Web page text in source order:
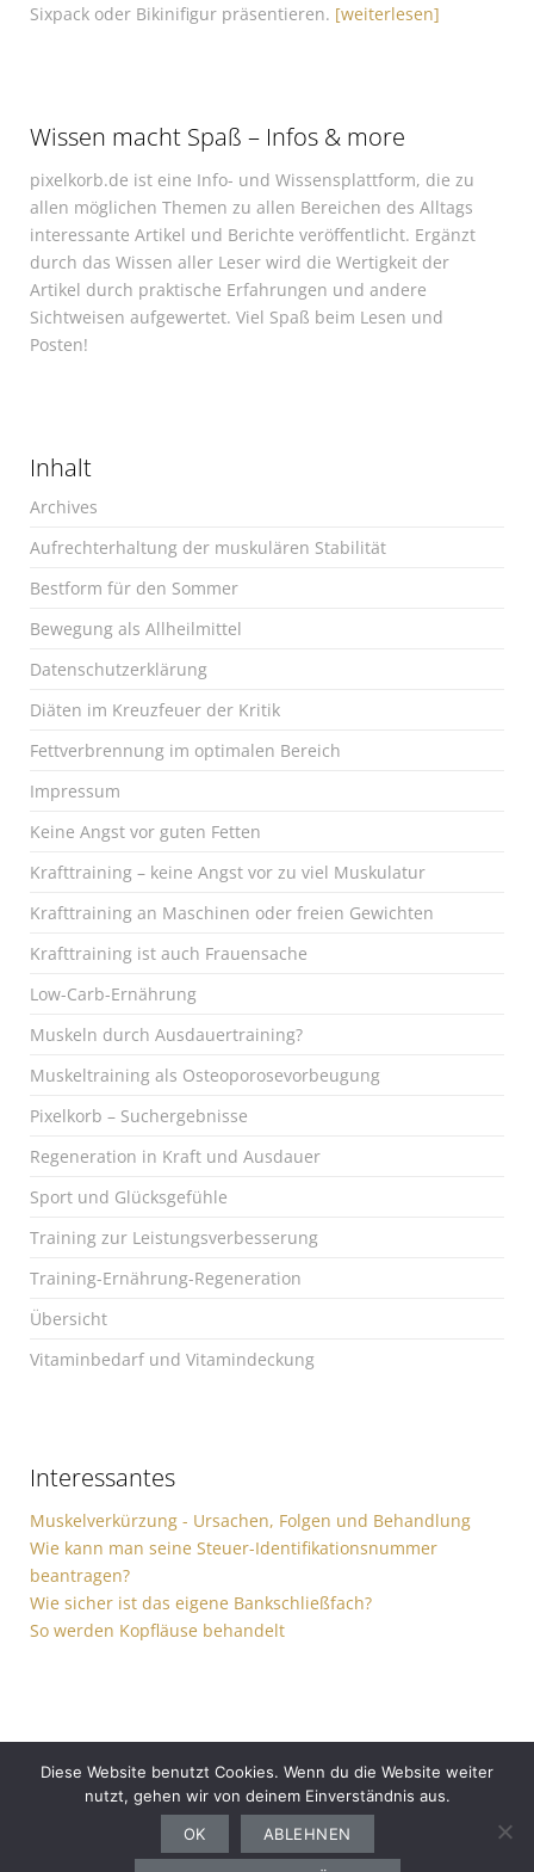
Sixpack oder Bikinifigur präsentieren. [weiterlesen]
Wissen macht Spaß – Infos & more
pixelkorb.de ist eine Info- und Wissensplattform, die zu
allen möglichen Themen zu allen Bereichen des Alltags
interessante Artikel und Berichte veröffentlicht. Ergänzt
durch das Wissen aller Leser wird die Wertigkeit der
Artikel durch praktische Erfahrungen und andere
Sichtweisen aufgewertet. Viel Spaß beim Lesen und
Posten!
Inhalt
Archives
Aufrechterhaltung der muskulären Stabilität
Bestform für den Sommer
Bewegung als Allheilmittel
Datenschutzerklärung
Diäten im Kreuzfeuer der Kritik
Fettverbrennung im optimalen Bereich
Impressum
Keine Angst vor guten Fetten
Krafttraining – keine Angst vor zu viel Muskulatur
Krafttraining an Maschinen oder freien Gewichten
Krafttraining ist auch Frauensache
Low-Carb-Ernährung
Muskeln durch Ausdauertraining?
Muskeltraining als Osteoporosevorbeugung
Pixelkorb – Suchergebnisse
Regeneration in Kraft und Ausdauer
Sport und Glücksgefühle
Training zur Leistungsverbesserung
Training-Ernährung-Regeneration
Übersicht
Vitaminbedarf und Vitamindeckung
Interessantes
Muskelverkürzung - Ursachen, Folgen und Behandlung
Wie kann man seine Steuer-Identifikationsnummer
beantragen?
Wie sicher ist das eigene Bankschließfach?
So werden Kopfläuse behandelt
Finanzen Ernährung Auto
Haushalt
Bewerbung
Garten Freizeit
Diese Website benutzt Cookies. Wenn du die Website weiter
nutzt, gehen wir von deinem Einverständnis aus.
OK
ABLEHNEN